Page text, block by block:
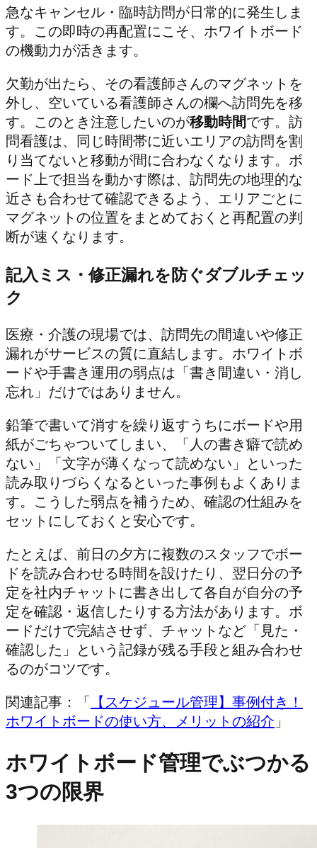
急なキャンセル・臨時訪問が日常的に発生しま
す。この即時の再配置にこそ、ホワイトボード
の機動力が活きます。
欠勤が出たら、その看護師さんのマグネットを
外し、空いている看護師さんの欄へ訪問先を移
す。このとき注意したいのが移動時間です。訪
問看護は、同じ時間帯に近いエリアの訪問を割
り当てないと移動が間に合わなくなります。ボ
ード上で担当を動かす際は、訪問先の地理的な
近さも合わせて確認できるよう、エリアごとに
マグネットの位置をまとめておくと再配置の判
断が速くなります。
記入ミス・修正漏れを防ぐダブルチェッ
ク
医療・介護の現場では、訪問先の間違いや修正
漏れがサービスの質に直結します。ホワイトボ
ードや手書き運用の弱点は「書き間違い・消し
忘れ」だけではありません。
鉛筆で書いて消すを繰り返すうちにボードや用
紙がごちゃついてしまい、「人の書き癖で読め
ない」「文字が薄くなって読めない」といった
読み取りづらくなるといった事例もよくありま
す。こうした弱点を補うため、確認の仕組みを
セットにしておくと安心です。
たとえば、前日の夕方に複数のスタッフでボー
ドを読み合わせる時間を設けたり、翌日分の予
定を社内チャットに書き出して各自が自分の予
定を確認・返信したりする方法があります。ボ
ードだけで完結させず、チャットなど「見た・
確認した」という記録が残る手段と組み合わせ
るのがコツです。
関連記事：「
【スケジュール管理】事例付き！
ホワイトボードの使い方、メリットの紹介 」
ホワイトボード管理でぶつかる
3つの限界